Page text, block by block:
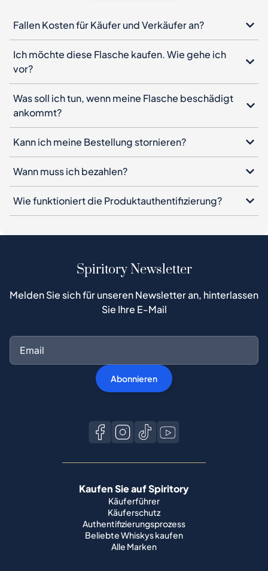
Fallen Kosten für Käufer und Verkäufer an?
Ich möchte diese Flasche kaufen. Wie gehe ich
vor?
Was soll ich tun, wenn meine Flasche beschädigt
ankommt?
Kann ich meine Bestellung stornieren?
Wann muss ich bezahlen?
Wie funktioniert die Produktauthentifizierung?
Spiritory Newsletter
Melden Sie sich für unseren Newsletter an, hinterlassen
Sie Ihre E-Mail
Abonnieren
Kaufen Sie auf Spiritory
Käuferführer
Käuferschutz
Authentifizierungsprozess
Beliebte Whiskys kaufen
Alle Marken